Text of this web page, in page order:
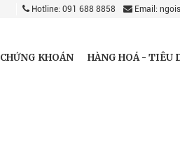
Hotline: 091 688 8858 Email:
CHỨNG KHOÁN HÀNG HOÁ - TIÊU